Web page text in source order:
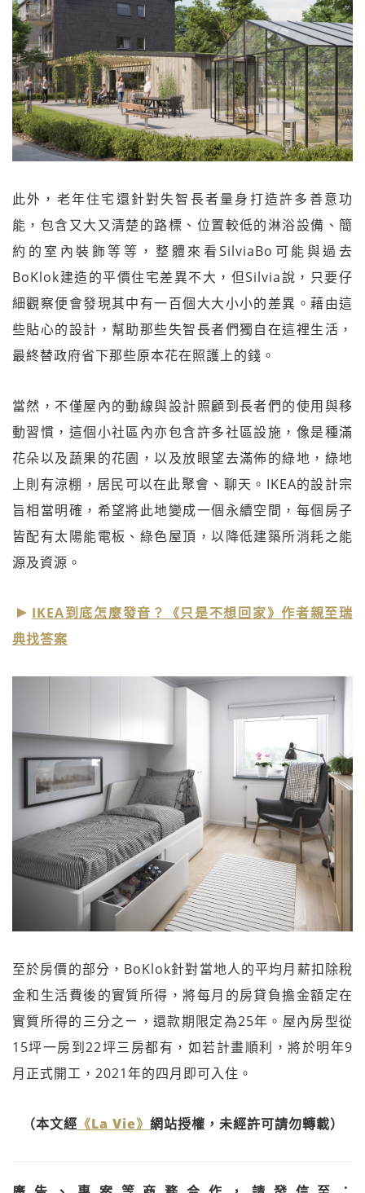
此外，老年住宅還針對失智長者量身打造許多善意功
能，包含又大又清楚的路標、位置較低的淋浴設備、簡
約的室內裝飾等等，整體來看SilviaBo可能與過去
BoKlok建造的平價住宅差異不大，但Silvia說，只要仔
細觀察便會發現其中有一百個大大小小的差異。藉由這
些貼心的設計，幫助那些失智長者們獨自在這裡生活，
最終替政府省下那些原本花在照護上的錢。
當然，不僅屋內的動線與設計照顧到長者們的使用與移
動習慣，這個小社區內亦包含許多社區設施，像是種滿
花朵以及蔬果的花園，以及放眼望去滿佈的綠地，綠地
上則有涼棚，居民可以在此聚會、聊天。IKEA的設計宗
旨相當明確，希望將此地變成一個永續空間，每個房子
皆配有太陽能電板、綠色屋頂，以降低建築所消耗之能
源及資源。
IKEA到底怎麼發音？《只是不想回家》作者親至瑞
典找答案
至於房價的部分，BoKlok針對當地人的平均月薪扣除稅
金和生活費後的實質所得，將每月的房貸負擔金額定在
實質所得的三分之ㄧ，還款期限定為25年。屋內房型從
15坪一房到22坪三房都有，如若計畫順利，將於明年9
月正式開工，2021年的四月即可入住。
（本文經 《La Vie》 網站授權，未經許可請勿轉載）